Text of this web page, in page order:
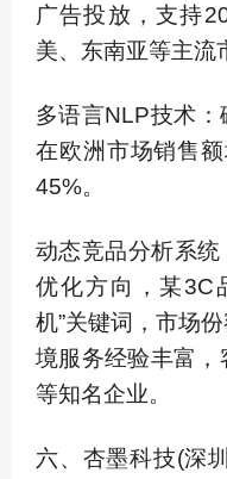
广告投放，支持
美、东南亚等主流
多语言NLP技术
在欧洲市场销售
45%。
动态竞品分析系
优化方向，某3C
机”关键词，市场
境服务经验丰富
等知名企业。
六、杏墨科技(深